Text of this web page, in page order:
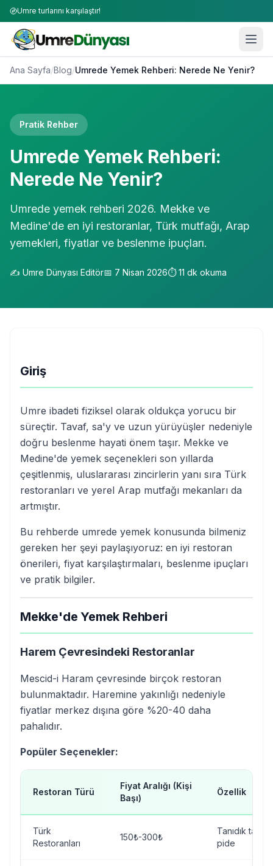
Umre turlarını karşılaştır!
Ana Sayfa/Blog/Umrede Yemek Rehberi: Nerede Ne Yenir?
Pratik Rehber
Umrede Yemek Rehberi:
Nerede Ne Yenir?
Umrede yemek rehberi 2026. Mekke ve
Medine'de en iyi restoranlar, Türk mutfağı, Arap
yemekleri, fiyatlar ve beslenme ipuçları.
✍️ Umre Dünyası Editör📅 7 Nisan 2026⏱️11 dk okuma
Giriş
Umre ibadeti fiziksel olarak oldukça yorucu bir
süreçtir. Tavaf, sa'y ve uzun yürüyüşler nedeniyle
doğru beslenme hayati önem taşır. Mekke ve
Medine'de yemek seçenekleri son yıllarda
çeşitlenmiş, uluslararası zincirlerin yanı sıra Türk
restoranları ve yerel Arap mutfağı mekanları da
artmıştır.
Bu rehberde umrede yemek konusunda bilmeniz
gereken her şeyi paylaşıyoruz: en iyi restoran
önerileri, fiyat karşılaştırmaları, beslenme ipuçları
ve pratik bilgiler.
Mekke'de Yemek Rehberi
Harem Çevresindeki Restoranlar
Mescid-i Haram çevresinde birçok restoran
bulunmaktadır. Haremine yakınlığı nedeniyle
fiyatlar merkez dışına göre %20-40 daha
pahalıdır.
Popüler Seçenekler:
Restoran Türü
Fiyat Aralığı (Kişi
Başı)
Özellik
Türk
Restoranları
150₺-300₺
Tanıdık
pide